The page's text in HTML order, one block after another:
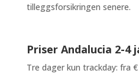
tilleggsforsikringen senere.
Priser Andalucia 2-4
Tre dager kun trackday: fra